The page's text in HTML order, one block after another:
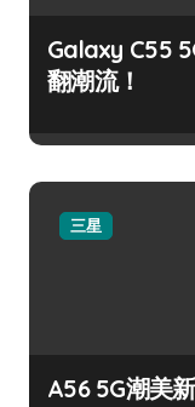
Galaxy C55
翻潮流！
三星
A56 5G潮美